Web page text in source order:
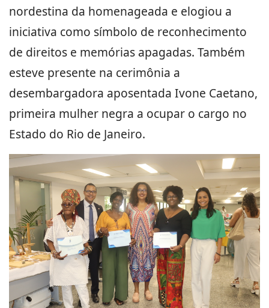
nordestina da homenageada e elogiou a
iniciativa como símbolo de reconhecimento
de direitos e memórias apagadas. Também
esteve presente na cerimônia a
desembargadora aposentada Ivone Caetano,
primeira mulher negra a ocupar o cargo no
Estado do Rio de Janeiro.